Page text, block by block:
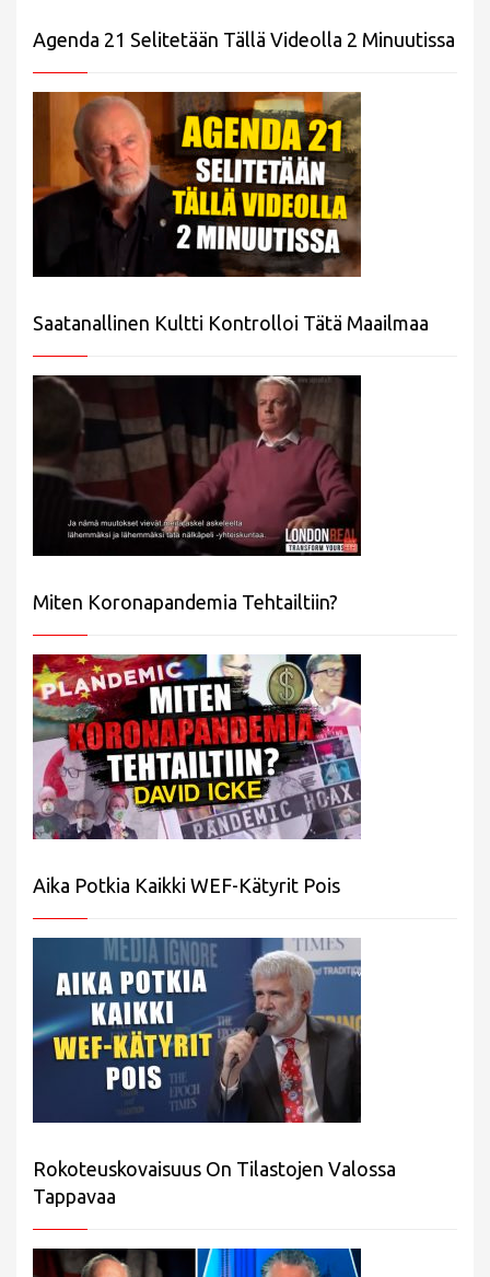
Agenda 21 Selitetään Tällä Videolla 2 Minuutissa
Saatanallinen Kultti Kontrolloi Tätä Maailmaa
Miten Koronapandemia Tehtailtiin?
Aika Potkia Kaikki WEF-Kätyrit Pois
Rokoteuskovaisuus On Tilastojen Valossa
Tappavaa